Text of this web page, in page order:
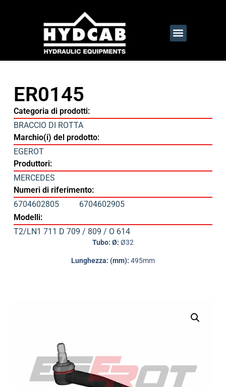
ER0145
Categoria di prodotti:
BRACCIO DI ROTTA
Marchio(i) del prodotto:
EGEROT
Produttori:
MERCEDES
Numeri di riferimento:
6704602805
6704602905
Modelli:
T2/LN1 711 D 709 / 809 / O 614
Tubo: Ø: Ø32
Lunghezza: (mm): 495mm